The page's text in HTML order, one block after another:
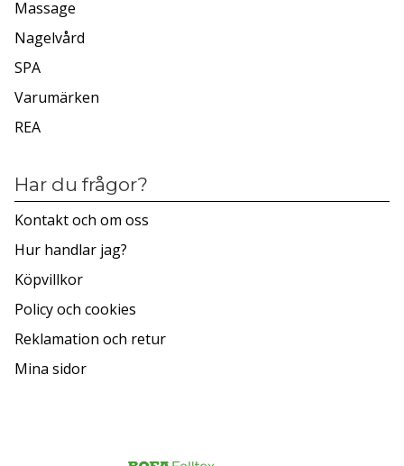
Massage
Nagelvård
SPA
Varumärken
REA
Har du frågor?
Kontakt och om oss
Hur handlar jag?
Köpvillkor
Policy och cookies
Reklamation och retur
Mina sidor